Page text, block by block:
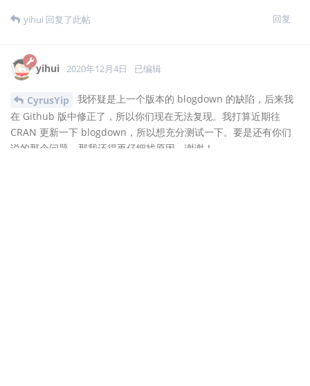
回复
yihui 回复了此帖
yihui 2020年12月4日 已编辑
CyrusYip
我怀疑是上一个版本的 blogdown 的缺陷，后来我
在 Github 版中修正了，所以你们现在无法复现。我打算近期往
CRAN 更新一下 blogdown，所以想充分测试一下。要是还有你们
说的那个问题，那我还得再仔细找原因。谢谢！